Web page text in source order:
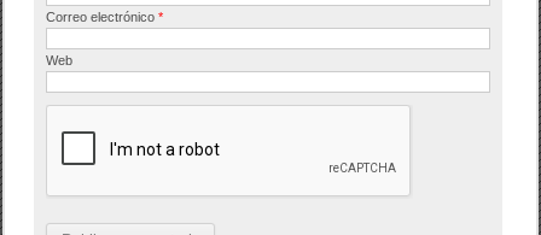
Correo electrónico*
Web